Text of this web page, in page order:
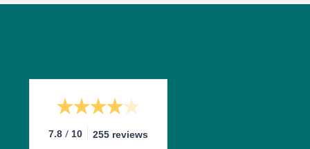
7.8 / 10 255 reviews